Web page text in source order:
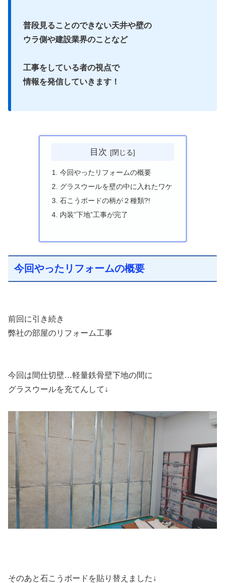
普段見ることのできない天井や壁の
ウラ側や建設業界のことなど
工事をしている者の視点で
情報を発信していきます！
目次
今回やったリフォームの概要
グラスウールを壁の中に入れたワケ
石こうボードの柄が２種類?!
内装”下地”工事が完了
今回やったリフォームの概要
前回に引き続き
弊社の部屋のリフォーム工事
今回は間仕切壁…軽量鉄骨壁下地の間に
グラスウールを充てんして↓
そのあと石こうボードを貼り替えました↓